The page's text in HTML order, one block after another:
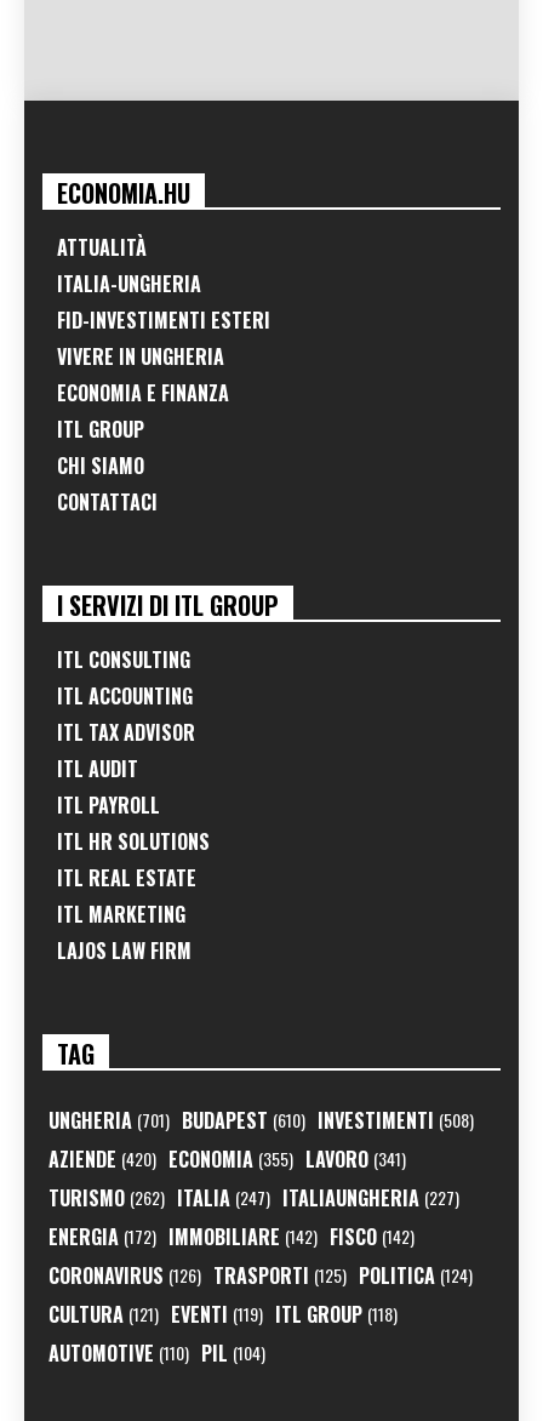
ECONOMIA.HU
ATTUALITÀ
ITALIA-UNGHERIA
FID-INVESTIMENTI ESTERI
VIVERE IN UNGHERIA
ECONOMIA E FINANZA
ITL GROUP
CHI SIAMO
CONTATTACI
I SERVIZI DI ITL GROUP
ITL CONSULTING
ITL ACCOUNTING
ITL TAX ADVISOR
ITL AUDIT
ITL PAYROLL
ITL HR SOLUTIONS
ITL REAL ESTATE
ITL MARKETING
LAJOS LAW FIRM
TAG
UNGHERIA (701) BUDAPEST (610) INVESTIMENTI (508)
AZIENDE (420) ECONOMIA (355) LAVORO (341)
TURISMO (262) ITALIA (247) ITALIAUNGHERIA (227)
ENERGIA (172) IMMOBILIARE (142) FISCO (142)
CORONAVIRUS (126) TRASPORTI (125) POLITICA (124)
CULTURA (121) EVENTI (119) ITL GROUP (118)
AUTOMOTIVE (110) PIL (104)